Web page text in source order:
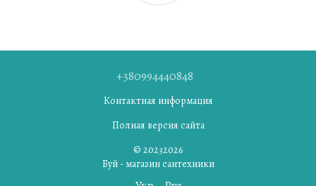
+380994440848
Контактная информация
Полная версия сайта
© 20232026
Буй - магазин сантехники